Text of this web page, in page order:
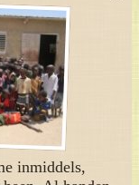
inmiddels,